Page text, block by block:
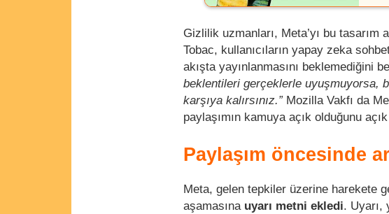
Gizlilik uzmanları, Meta’yı bu
Tobac, kullanıcıların yapay zeka
akışta yayınlanmasını beklemediğini
beklentileri gerçeklerle uyuşmuyorsa,
karşıya kalırsınız.” Mozilla Vakfı da
paylaşımın kamuya açık olduğunu
Paylaşım öncesinde
Meta, gelen tepkiler üzerine harekete
aşamasına uyarı metni ekledi. Uyarı,